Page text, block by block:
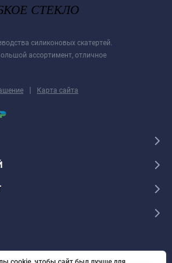
заворачивающимися краями
чем заявленные размеры,
в течении первого месяца.
Пленка, для
утяжки.
силиконовых скатертей.
ассортимент, отличное
| Карта сайта